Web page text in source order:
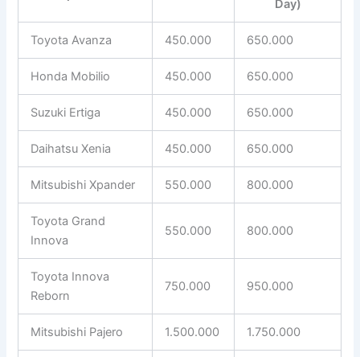
Day)
Toyota Avanza 450.000 650.000
Honda Mobilio 450.000 650.000
Suzuki Ertiga 450.000 650.000
Daihatsu Xenia 450.000 650.000
Mitsubishi Xpander 550.000 800.000
Toyota Grand
Innova
550.000 800.000
Toyota Innova
Reborn
750.000 950.000
Mitsubishi Pajero 1.500.000 1.750.000